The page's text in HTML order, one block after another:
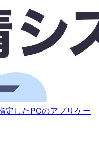
定したPCのアプリケー